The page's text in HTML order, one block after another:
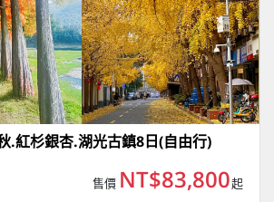
.紅杉銀杏.湖光古鎮8日(自由行)
售價 NT$83,800起